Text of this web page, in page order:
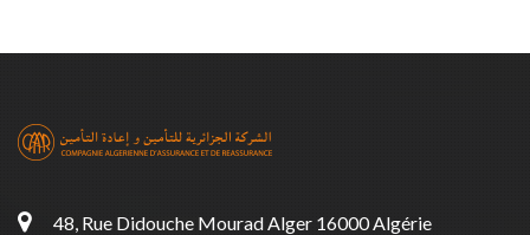
48, Rue Didouche Mourad Alger 16000 Algérie